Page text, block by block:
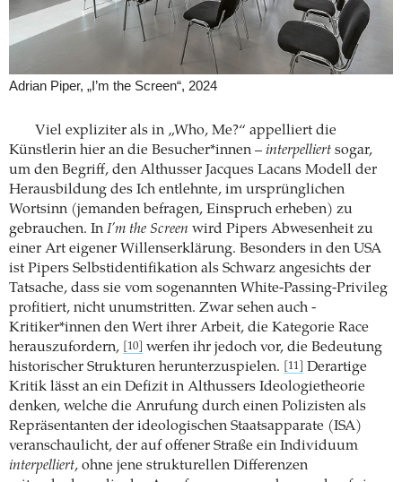
Adrian Piper, „I’m the Screen“, 2024
Viel expliziter als in „Who, Me?“ appelliert die
Künstlerin hier an die Besucher*in­nen – interpelliert sogar,
um den Begriff, den ­Althusser Jacques Lacans Modell der
Herausbildung des Ich entlehnte, im ursprünglichen
Wortsinn (jemanden befragen, Einspruch erheben) zu
gebrauchen. In I’m the Screen wird Pipers Abwesenheit zu
einer Art eigener Willenserklärung. Besonders in den USA
ist Pipers Selbstidentifikation als Schwarz angesichts der
Tatsache, dass sie vom sogenannten White-Passing-­Privileg
profitiert, nicht unumstritten. Zwar sehen auch ­
Kritiker*innen den Wert ihrer Arbeit, die ­Kategorie Race
herauszufordern,
[10]
werfen ihr ­jedoch vor, die Bedeutung
historischer Struk­turen herunterzuspielen.
[11]
Derartige
Kritik lässt an ein Defizit in Althussers Ideologietheorie
denken, welche die Anrufung durch einen Polizisten als
Repräsentanten der ideologischen Staatsapparate (ISA)
veranschaulicht, der auf offener Straße ein Individuum
interpelliert, ohne jene strukturellen Differenzen